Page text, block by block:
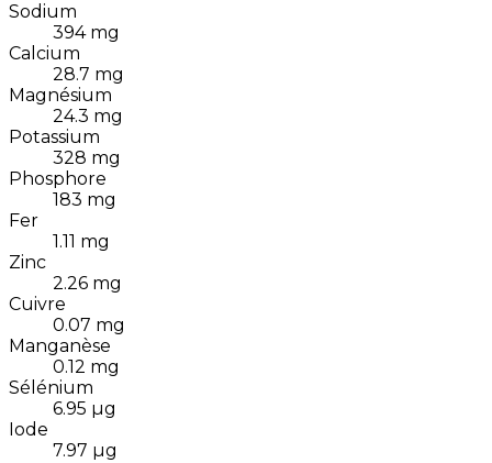
Sodium
394 mg
Calcium
28.7 mg
Magnésium
24.3 mg
Potassium
328 mg
Phosphore
183 mg
Fer
1.11 mg
Zinc
2.26 mg
Cuivre
0.07 mg
Manganèse
0.12 mg
Sélénium
6.95 µg
Iode
7.97 µg